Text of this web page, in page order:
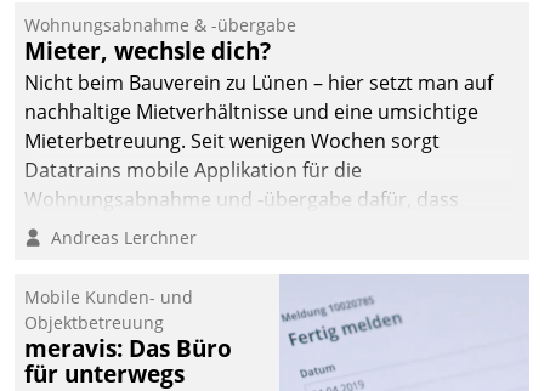
und Beschwerde-Management einen eigenen Kanal
ein.
Wohnungsabnahme & -übergabe
Mieter, wechsle dich?
Nicht beim Bauverein zu Lünen – hier setzt man auf
nachhaltige Mietverhältnisse und eine umsichtige
Mieterbetreuung. Seit wenigen Wochen sorgt
Datatrains mobile Applikation für die
Wohnungsabnahme und -übergabe dafür, dass
Mieter wohlgeordnet kommen und, so es sein muss,
Andreas Lerchner
Mobile Kunden- und
Objektbetreuung
meravis: Das Büro
für unterwegs